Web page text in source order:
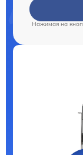
Нажимая на